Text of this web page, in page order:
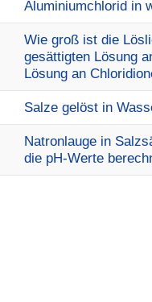
Aluminiumchlorid in
Wie groß ist die
gesättigten Lösung
Lösung an
Salze gelöst in
Natronlauge in
die pH-Werte